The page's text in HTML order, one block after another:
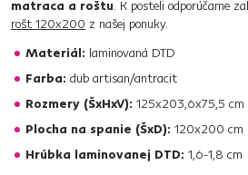
matraca a roštu. K posteli odporúčame
rošt 120x200 z našej ponuky.
Materiál: laminovaná DTD
Farba: dub artisan/antracit
Rozmery (ŠxHxV): 125x203,6x75,5 cm
Plocha na spanie (ŠxD): 120x200 cm
Hrúbka laminovanej DTD: 1,6-1,8 cm